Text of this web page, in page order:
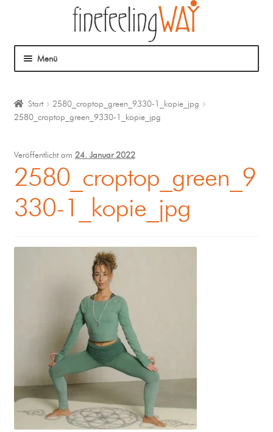
Menü
Mein Angebot
Coaching
Klangmassage
Start
2580_croptop_green_9330-1_kopie_jpg
2580_croptop_green_9330-1_kopie_jpg
Veröffentlicht am 24. Januar 2022
2580_croptop_green_9
330-1_kopie_jpg